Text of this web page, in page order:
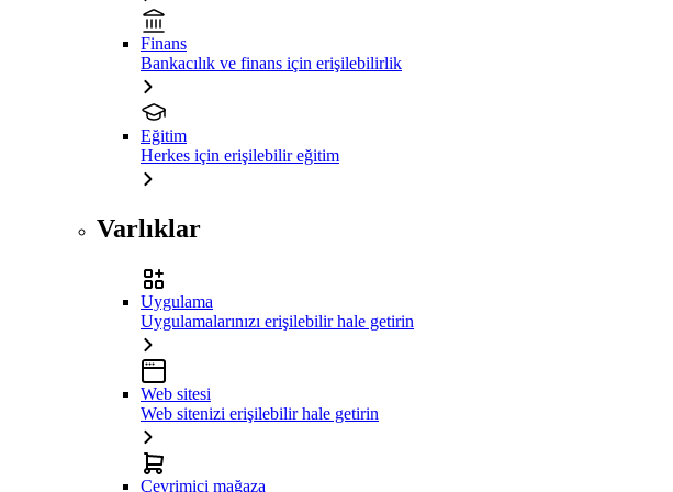
Finans
Bankacılık ve finans için erişilebilirlik
Eğitim
Herkes için erişilebilir eğitim
Varlıklar
Uygulama
Uygulamalarınızı erişilebilir hale getirin
Web sitesi
Web sitenizi erişilebilir hale getirin
Çevrimiçi mağaza